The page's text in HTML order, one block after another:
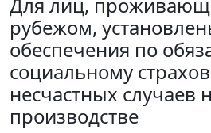
рубежом,
обеспечения по
социальному
несчастных случаев
производстве